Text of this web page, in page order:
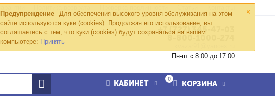
×
Предупреждение
Для обеспечения высокого уровня обслуживания на этом
сайте используются куки (cookies). Продолжая его использование, вы
соглашаетесь с тем, что куки (cookies) будут сохраняться на вашем
компьютере: Принять
+7 (727) 345-47-03
Пн-пт с 8:00 до 17:00
0
КОРЗИНА
КАБИНЕТ